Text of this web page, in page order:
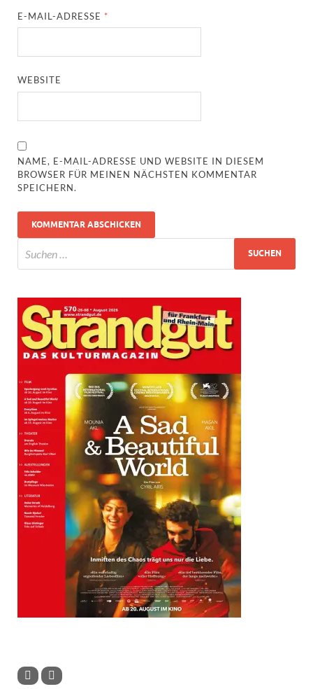
E-MAIL-ADRESSE *
WEBSITE
NAME, E-MAIL-ADRESSE UND WEBSITE IN DIESEM
BROWSER FÜR MEINEN NÄCHSTEN KOMMENTAR
SPEICHERN.